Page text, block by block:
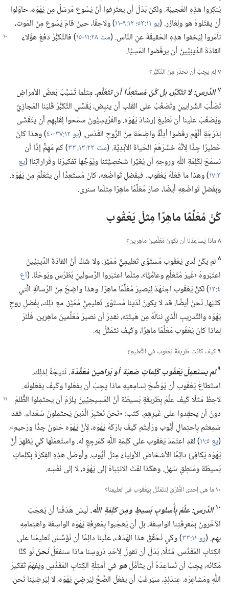
يُنكِروا هذِهِ العَجيبَة.‏ ولكنْ بَدَلَ أن يعتَرِفوا أنَّ يَسُوع مُرسَلٌ مِن يَهْوَه،‏ حاوَلوا
أن يقتُلوهُ هو ولِعَازَر.‏ (‏يو ١١:‏٥٣؛‏
‏)‏ ولاحِقًا،‏ حينَ قامَ يَسُوع مِنَ المَوت،‏
تآ‌مَروا لِيُخفواهذِهِ الحَقيقَةَ عنِ النَّاس.‏ (‏مت ٢٨:‏١١-‏١٥
‏)‏ فالتَّكَبُّرُ دفَعَ هؤُلاءِ
القادَةَ الدِّينِيِّينَ أن يرفُضوا المَسِيَّا.‏
٧لِمَ يجِبُ أن نحذَرَ مِنَ التَّكَبُّر؟‏
٧الدَّرس:‏ لا تتَكَبَّر،‏ بل كُنْ مُستَعِدًّا أن تتَعَلَّم.‏مِثلَما تُسَبِّبُ بَعضُ الأمراضِ
تَصَلُّبَ الشَّرايينِ وتُصَعِّبُ على القَلبِ أن ينبِض،‏ يُقَسِّي التَّكَبُّرُ قَلبَنا المَجازِيَّ
ويُصَعِّبُ علَينا أن نُطيعَ إرشادَ يَهْوَه.‏ والفَرِّيسِيُّونَ سمَحوا لِقَلبِهِم أن يتَقَسَّى
لِدَرَجَةِ أنَّهُم رفَضوا أدِلَّةً واضِحَة مِنَ الرُّوحِ القُدُس.‏ (‏يو ١٢:‏٣٧-‏٤٠
‏)‏ وهذا كانَ
خَطيرًا جِدًّا لِأنَّهُ خسَّرَهُمُ الحَياةَ الأبَدِيَّة.‏ (‏مت ٢٣:‏١٣،‏
‏)‏ كم مُهِمٌّ إذًا أن
نسمَحَ لِكَلِمَةِ اللّٰهِ وروحِهِ أن يُغَيِّرا شَخصِيَّتَنا ويُوَجِّها تَفكيرَنا وقَراراتِنا!‏ (‏يع
٣:‏١٧
‏)‏ وهذا ما فعَلَهُ يَعْقُوب.‏ فبِفَضلِ تَواضُعِه،‏ كانَ مُستَعِدًّا أن يتَعَلَّمَ مِن يَهْوَه.‏
وبِفَضلِ تَواضُعِهِ أيضًا،‏ صارَ مُعَلِّمًا ماهِرًا مِثلَما سنرى.‏
كُنْ مُعَلِّمًا ماهِرًا مِثلَ يَعْقُوب
٨ماذا يُساعِدُنا أن نكونَ مُعَلِّمينَ ماهِرين؟‏
٨لم يكُنْ لَدى يَعْقُوب مُستَوًى تَعليمِيٌّ مُمَيَّز.‏ ولا شَكَّ أنَّ القادَةَ الدِّينِيِّينَ
اعتَبَروهُ ‹غَيرَ مُتَعَلِّمٍ وعامِّيًّا›،‏ مِثلَما اعتَبَروا الرَّسولَينِ بُطْرُس ويُوحَنَّا.‏ (‏اع
٤:‏١٣
‏)‏ لكنَّ يَعْقُوب اجتَهَدَ لِيَصيرَ مُعَلِّمًا ماهِرًا.‏ وهذا واضِحٌ مِنَ الرِّسالَةِ الَّتي
كتَبَها.‏ نَحنُ أيضًا،‏ قد لا يكونُ لَدَينا مُستَوًى تَعليمِيٌّ مُمَيَّز.‏ مع ذلِك،‏ بِفَضلِ روحِ
يَهْوَه والتَّدريبِ الَّذي ننالُهُ مِن هَيئَتِه،‏ نقدِرُ أن نصيرَ مُعَلِّمينَ ماهِرين.‏ فَلْنَرَ
لِماذا كانَ يَعْقُوب مُعَلِّمًا ماهِرًا،‏ وكَيفَ نتَمَثَّلُ به.‏
٩كَيفَ كانَت طَريقَةُ يَعْقُوب في التَّعليم؟‏
٩لم يستَعمِلْ يَعْقُوب كَلِماتٍ صَعبَة أو بَراهينَ مُعَقَّدَة.‏نَتيجَةً لِذلِك،‏
استَطاعَ يَعْقُوب أن يُوَضِّحَ لِسامِعيهِ ماذا يجِبُ أن يفعَلوا وكَيفَ يفعَلونَه.‏
لاحِظْمَثَلًا كَيفَ علَّمَ بِطَريقَةٍ بَسيطَة أنَّ المَسِيحِيِّينَ يلزَمُ أن يحتَمِلوا الظُّلمَ
دونَ أن يحقِدوا على غَيرِهِم.‏ كتَب:‏ «نَحنُ نَعتَبِرُ الَّذينَ يَحتَمِلونَ سُعَداء.‏ فقد
سَمِعتُم بِاحتِمالِ أَيُّوب ورَأيتُم كَيفَ بارَكَهُ يَهْوَه،‏ لِأنَّ يَهْوَه حَنونٌ جِدًّا ورَحيم».‏
(‏يع ٥:‏١١
‏)‏ لقدِ اعتَمَدَ يَعْقُوب على كَلِمَةِ اللّٰهِ كَمَرجِعٍ له.‏ واستَعمَلَها كَي يُظهِرَ أنَّ
يَهْوَه يُكافِئُ دائِمًا الأشخاصَ الأولِياءَ مِثلَ أيُّوب.‏ وأوصَلَ هذِهِ الفِكرَةَ بِكَلِماتٍ
بَسيطَة ومَنطِقٍ سَهل.‏ وهكَذا لفَتَ الانتِباهَ إلى يَهْوَه،‏ لا إلى نَفْسِه.‏
١٠ما هي إحدى الطُّرُقِ لِنتَمَثَّلَ بِيَعْقُوب في تَعليمِنا؟‏
١٠ الدَّرس:‏ علِّمْ بِأُسلوبٍ بَسيطٍ ومِن كَلِمَةِ اللّٰه.‏لَيسَ هَدَفُنا أن يُعجَبَ
الآخَرونَ بِمَعرِفَتِنا الواسِعَة،‏ بل أن يُعجَبوا بِمَعرِفَةِ يَهْوَه الواسِعَة واهتِمامِهِ
بهِم.‏ (‏رو ١١:‏٣٣
‏)‏ وكَي نُحَقِّقَ هذا الهَدَف،‏ علَينا دائِمًا أن نُؤَسِّسَ تَعليمَنا على
الكِتابِ المُقَدَّس.‏ مَثَلًا،‏ بَدَلَ أن نقولَ لِأحَدِ دُروسِنا ماذا سنفعَلُنَحنُلَو كُنَّا
مَكانَه،‏ يجِبُ أن نُساعِدَهُ أن يتَأمَّلَهوفي أمثِلَةِ الكِتابِ المُقَدَّسِ ويَفهَمَ تَفكيرَ
اللّٰهِ ومَشاعِرَه.‏ عِندَئِذٍ،‏ سيَرغَبُ أن يفعَلَ الصَّحَّ لِيُرضِيَ يَهْوَه،‏ لا لِيُرضِيَنا نَحن.‏